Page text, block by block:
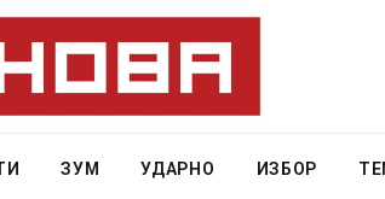
ЗУМ УДАРНО ИЗБОР